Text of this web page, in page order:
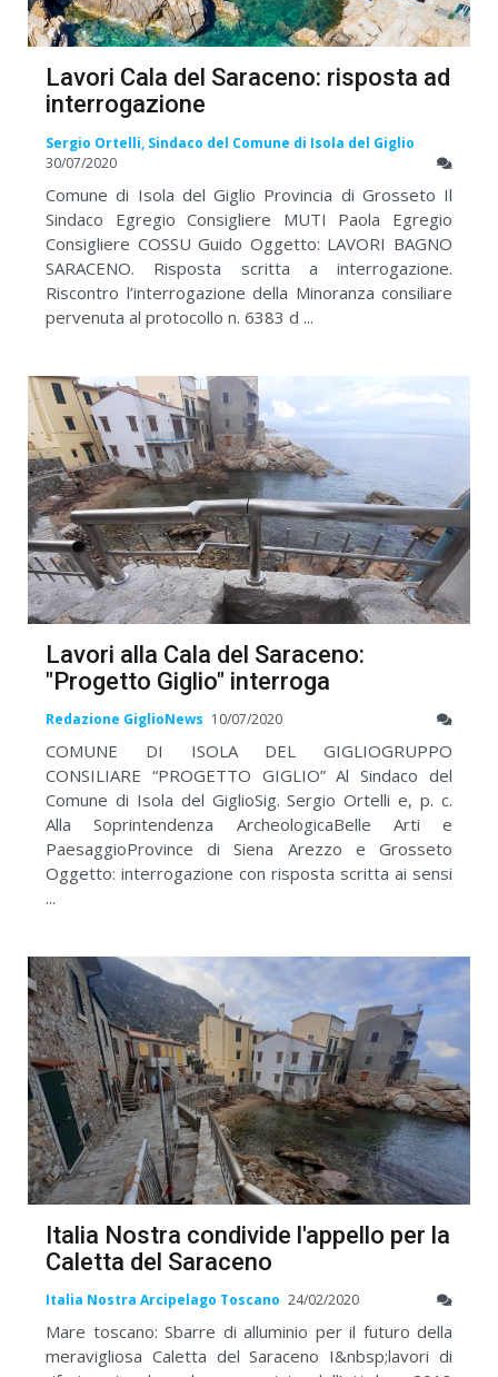
Lavori Cala del Saraceno: risposta ad
interrogazione
Sergio Ortelli, Sindaco del Comune di Isola del Giglio
30/07/2020
Comune di Isola del Giglio Provincia di Grosseto Il
Sindaco Egregio Consigliere MUTI Paola Egregio
Consigliere COSSU Guido Oggetto: LAVORI BAGNO
SARACENO. Risposta scritta a interrogazione.
Riscontro l’interrogazione della Minoranza consiliare
pervenuta al protocollo n. 6383 d ...
Lavori alla Cala del Saraceno:
"Progetto Giglio" interroga
Redazione GiglioNews 10/07/2020
COMUNE DI ISOLA DEL GIGLIOGRUPPO
CONSILIARE “PROGETTO GIGLIO” Al Sindaco del
Comune di Isola del GiglioSig. Sergio Ortelli e, p. c.
Alla Soprintendenza ArcheologicaBelle Arti e
PaesaggioProvince di Siena Arezzo e Grosseto
Oggetto: interrogazione con risposta scritta ai sensi
...
Italia Nostra condivide l'appello per la
Caletta del Saraceno
Italia Nostra Arcipelago Toscano 24/02/2020
Mare toscano: Sbarre di alluminio per il futuro della
meravigliosa Caletta del Saraceno I&nbsp;lavori di